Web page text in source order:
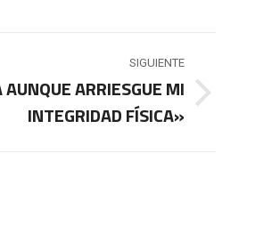
SIGUIENTE
ARRIESGUE MI
INTEGRIDAD FÍSICA»